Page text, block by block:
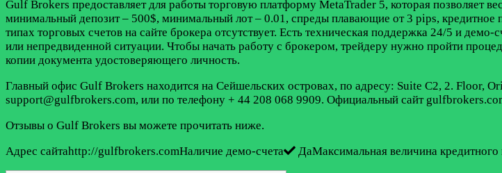
Gulf Brokers предоставляет для работы торговую платформу MetaTrader 5, которая позволяет
минимальный депозит – 500$, минимальный лот – 0.01, спреды плавающие от 3 pips,
типах торговых счетов на сайте брокера отсутствует. Есть техническая поддержка 24/5 и
или непредвиденной ситуации. Чтобы начать работу с брокером, трейдеру нужно пройти
копии документа удостоверяющего личность.
Главный офис Gulf Brokers находится на Сейшельских островах, по адресу: Suite C2, 2. Floor,
support@gulfbrokers.com, или по телефону + 44 208 068 9909. Официальный сайт
Отзывы о Gulf Brokers вы можете прочитать ниже.
Адрес сайтаhttp://gulfbrokers.comНаличие демо-счета
ДаМаксимальная величина